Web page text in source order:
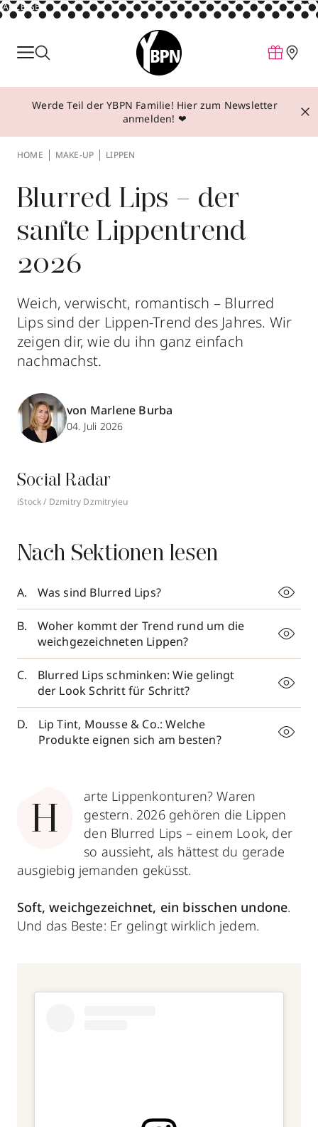
ANZEIGE
Parfum
Make-up
Behandlungen
Über YBPN
Aktionen
Storefinder
Werde Teil der YBPN Familie! Hier zum Newsletter
anmelden! ❤
HOME MAKE-UP LIPPEN
Blurred Lips – der
sanfte Lippentrend
2026
Weich, verwischt, romantisch – Blurred
Lips sind der Lippen-Trend des Jahres. Wir
zeigen dir, wie du ihn ganz einfach
nachmachst.
von Marlene Burba
04. Juli 2026
Social Radar
iStock / Dzmitry Dzmitryieu
Nach Sektionen lesen
Was sind Blurred Lips?
Woher kommt der Trend rund um die
weichgezeichneten Lippen?
Blurred Lips schminken: Wie gelingt
der Look Schritt für Schritt?
Lip Tint, Mousse & Co.: Welche
Produkte eignen sich am besten?
H
arte Lippenkonturen? Waren
gestern. 2026 gehören die Lippen
den Blurred Lips – einem Look, der
so aussieht, als hättest du gerade
ausgiebig jemanden geküsst.
Soft, weichgezeichnet, ein bisschen undone.
Und das Beste: Er gelingt wirklich jedem.